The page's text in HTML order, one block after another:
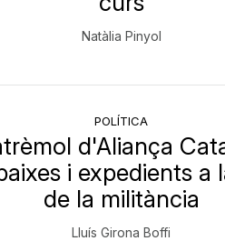
Natàlia Pinyol
POLÍTICA
d'Aliança
i expedients a
de la militància
Lluís Girona Boffi